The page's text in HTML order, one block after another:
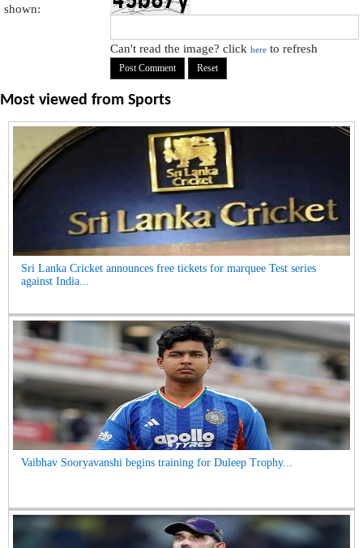
shown:
Can't read the image? clickhere to refresh
Most viewed from Sports
Sri Lanka Cricket announces free tickets for marquee Test series
against India...
Vaibhav Sooryavanshi begins training for Duleep Trophy...